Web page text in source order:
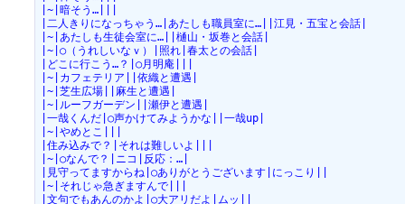
|~|暗そう…|||
|二人きりになっちゃう…|あたしも職員室に…||江見・五宝と会話|
|~|あたしも生徒会室に…||樋山・坂巻と会話|
|~|○（うれしいなｖ）|照れ|春太との会話|
|どこに行こう…？|○月明庵|||
|~|カフェテリア||依織と遭遇|
|~|芝生広場||麻生と遭遇|
|~|ルーフガーデン||瀬伊と遭遇|
|一哉くんだ|○声かけてみようかな||一哉up|
|~|やめとこ|||
|住み込みで？|それは難しいよ|||
|~|○なんで？|ニコ|反応：…|
|見守ってますからね|○ありがとうございます|にっこり||
|~|それじゃ急ぎますんで|||
|文句でもあんのかよ|○大アリだよ|ムッ||